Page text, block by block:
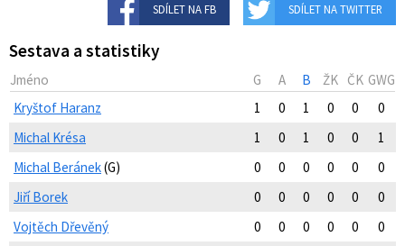
SDÍLET NA FB SDÍLET NA TWITTER
Sestava a statistiky
Jméno G A B ŽK ČK GWG
Kryštof Haranz
1 0 1 0 0
0
Michal Krésa
1 0 1 0 0
1
Michal Beránek(G) 0 0 0 0 0
0
Jiří Borek
0 0 0 0 0
0
Vojtěch Dřevěný
0 0 0 0 0
0